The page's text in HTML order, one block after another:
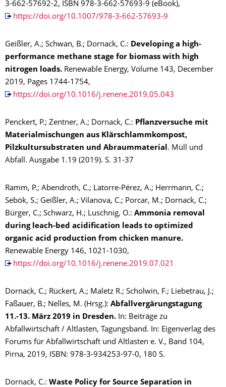
3-662-57692-2, ISBN 978-3-662-57693-9 (eBook),
https://doi.org/10.1007/978-3-662-57693-9
Geißler, A.; Schwan, B.; Dornack, C.: Developing a high-
performance methane stage for biomass with high
nitrogen loads. Renewable Energy, Volume 143, December
2019, Pages 1744-1754,
https://doi.org/10.1016/j.renene.2019.05.043
Penckert, P.; Zentner, A.; Dornack, C.: Pflanzversuche mit
Materialmischungen aus Klärschlammkompost,
Pilzkultursubstraten und Abraummaterial. Müll und
Abfall. Ausgabe 1.19 (2019). S. 31-37
Ramm, P.; Abendroth, C.; Latorre-Pérez, A.; Herrmann, C.;
Sebök, S.; Geißler, A.; Vilanova, C.; Porcar, M.; Dornack, C.;
Bürger, C.; Schwarz, H.; Luschnig, O.: Ammonia removal
during leach-bed acidification leads to optimized
organic acid production from chicken manure.
Renewable Energy 146, 1021-1030,
https://doi.org/10.1016/j.renene.2019.07.021
Dornack, C.; Rückert, A.; Maletz R.; Scholwin, F.; Liebetrau, J.;
Faßauer, B.; Nelles, M. (Hrsg.): Abfallvergärungstagung
11.-13. März 2019 in Dresden. In: Beiträge zu
Abfallwirtschaft / Altlasten, Tagungsband. In: Eigenverlag des
Forums für Abfallwirtschaft und Altlasten e. V., Band 104,
Pirna, 2019, ISBN: 978-3-934253-97-0, 180 S.
Dornack, C.: Waste Policy for Source Separation in